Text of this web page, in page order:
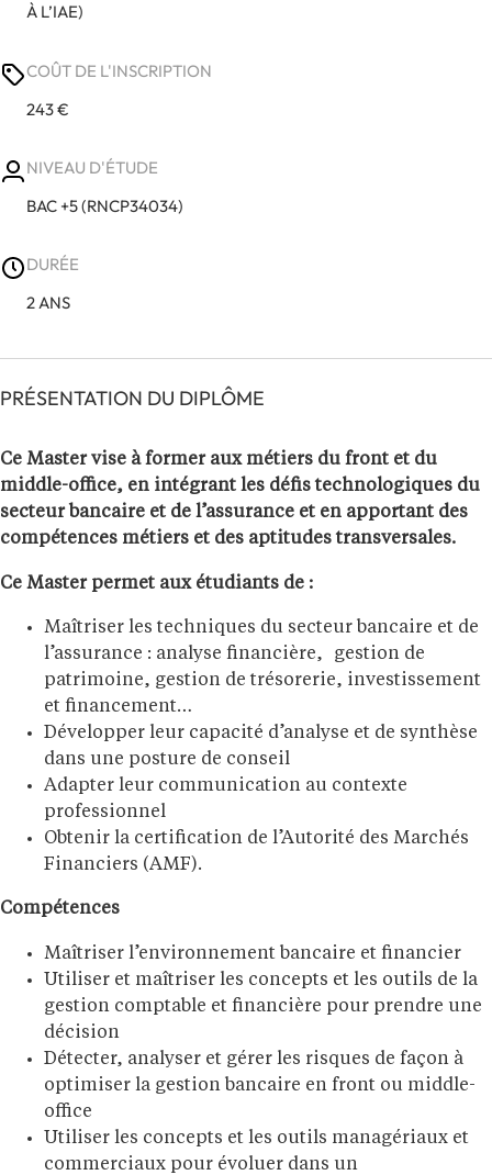
À L’IAE)
COÛT DE L'INSCRIPTION
243 €
NIVEAU D'ÉTUDE
BAC +5 (RNCP34034)
DURÉE
2 ANS
PRÉSENTATION DU DIPLÔME
Ce Master vise à former aux métiers du front et du
middle-office, en intégrant les défis technologiques du
secteur bancaire et de l’assurance et en apportant des
compétences métiers et des aptitudes transversales.
Ce Master permet aux étudiants de :
Maîtriser les techniques du secteur bancaire et de
l’assurance : analyse financière, gestion de
patrimoine, gestion de trésorerie, investissement
et financement…
Développer leur capacité d’analyse et de synthèse
dans une posture de conseil
Adapter leur communication au contexte
professionnel
Obtenir la certification de l’Autorité des Marchés
Financiers (AMF).
Compétences
Maîtriser l’environnement bancaire et financier
Utiliser et maîtriser les concepts et les outils de la
gestion comptable et financière pour prendre une
décision
Détecter, analyser et gérer les risques de façon à
optimiser la gestion bancaire en front ou middle-
office
Utiliser les concepts et les outils managériaux et
commerciaux pour évoluer dans un